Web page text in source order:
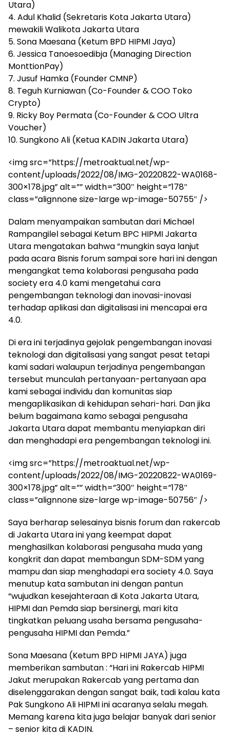
Utara)
4. Adul Khalid (Sekretaris Kota Jakarta Utara)
mewakili Walikota Jakarta Utara
5. Sona Maesana (Ketum BPD HIPMI Jaya)
6. Jessica Tanoesoedibja (Managing Direction
MonttionPay)
7. Jusuf Hamka (Founder CMNP)
8. Teguh Kurniawan (Co-Founder & COO Toko
Crypto)
9. Ricky Boy Permata (Co-Founder & COO Ultra
Voucher)
10. Sungkono Ali (Ketua KADIN Jakarta Utara)
<img src=”https://metroaktual.net/wp-
content/uploads/2022/08/IMG-20220822-WA0168-
300×178.jpg” alt=”” width=”300″ height=”178″
class=”alignnone size-large wp-image-50755″ />
Dalam menyampaikan sambutan dari Michael
Rampangilel sebagai Ketum BPC HIPMI Jakarta
Utara mengatakan bahwa “mungkin saya lanjut
pada acara Bisnis forum sampai sore hari ini dengan
mengangkat tema kolaborasi pengusaha pada
society era 4.0 kami mengetahui cara
pengembangan teknologi dan inovasi-inovasi
terhadap aplikasi dan digitalisasi ini mencapai era
4.0.
Di era ini terjadinya gejolak pengembangan inovasi
teknologi dan digitalisasi yang sangat pesat tetapi
kami sadari walaupun terjadinya pengembangan
tersebut munculah pertanyaan-pertanyaan apa
kami sebagai individu dan komunitas siap
mengaplikasikan di kehidupan sehari-hari. Dan jika
belum bagaimana kamo sebagai pengusaha
Jakarta Utara dapat membantu menyiapkan diri
dan menghadapi era pengembangan teknologi ini.
<img src=”https://metroaktual.net/wp-
content/uploads/2022/08/IMG-20220822-WA0169-
300×178.jpg” alt=”” width=”300″ height=”178″
class=”alignnone size-large wp-image-50756″ />
Saya berharap selesainya bisnis forum dan rakercab
di Jakarta Utara ini yang keempat dapat
menghasilkan kolaborasi pengusaha muda yang
kongkrit dan dapat membangun SDM-SDM yang
mampu dan siap menghadapi era society 4.0. Saya
menutup kata sambutan ini dengan pantun
“wujudkan kesejahteraan di Kota Jakarta Utara,
HIPMI dan Pemda siap bersinergi, mari kita
tingkatkan peluang usaha bersama pengusaha-
pengusaha HIPMI dan Pemda.”
Sona Maesana (Ketum BPD HIPMI JAYA) juga
memberikan sambutan : “Hari ini Rakercab HIPMI
Jakut merupakan Rakercab yang pertama dan
diselenggarakan dengan sangat baik, tadi kalau kata
Pak Sungkono Ali HIPMI ini acaranya selalu megah.
Memang karena kita juga belajar banyak dari senior
– senior kita di KADIN.